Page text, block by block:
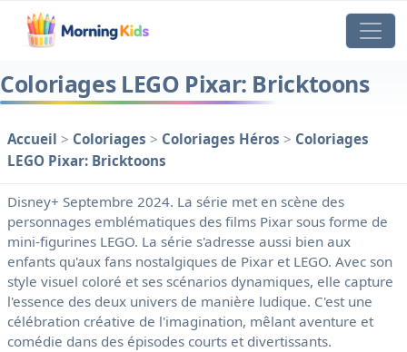
Coloriages LEGO Pixar: Bricktoons
Accueil > Coloriages > Coloriages Héros > Coloriages
LEGO Pixar: Bricktoons
Disney+ Septembre 2024. La série met en scène des
personnages emblématiques des films Pixar sous forme de
mini-figurines LEGO. La série s'adresse aussi bien aux
enfants qu'aux fans nostalgiques de Pixar et LEGO. Avec son
style visuel coloré et ses scénarios dynamiques, elle capture
l'essence des deux univers de manière ludique. C'est une
célébration créative de l'imagination, mêlant aventure et
comédie dans des épisodes courts et divertissants.